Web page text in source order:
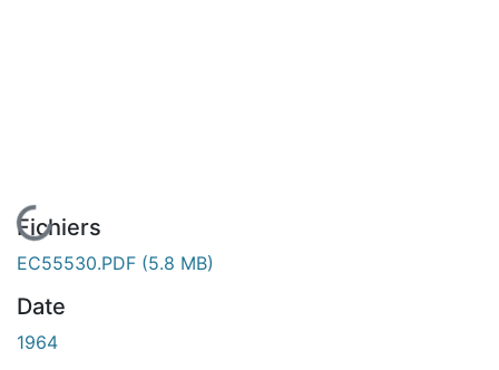
En cours de chargement...
Fichiers
EC55530.PDF (5.8 MB)
Date
1964